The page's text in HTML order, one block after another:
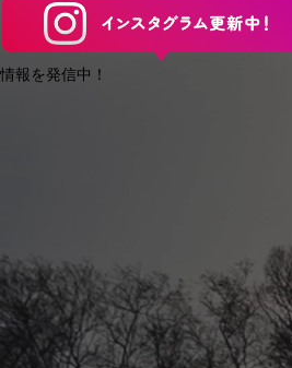
情報を発信中！